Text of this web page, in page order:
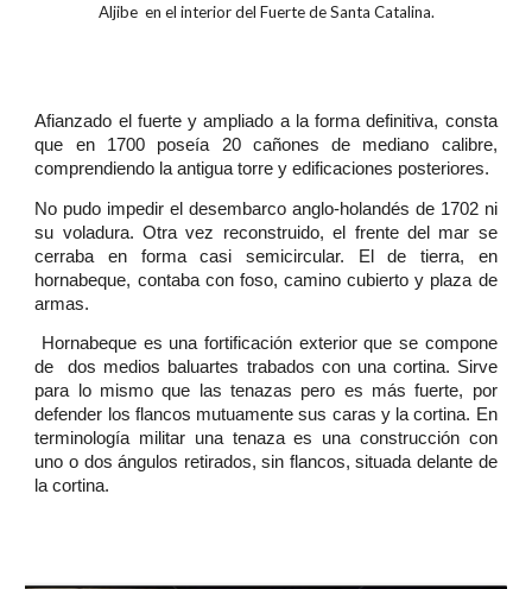
Aljibe en el interior del Fuerte de Santa Catalina.
Afianzado el fuerte y ampliado a la forma definitiva, consta
que en 1700 poseía 20 cañones de mediano calibre,
comprendiendo la antigua torre y edificaciones posteriores.
No pudo impedir el desembarco anglo-holandés de 1702 ni
su voladura. Otra vez reconstruido, el frente del mar se
cerraba en forma casi semicircular. El de tierra, en
hornabeque, contaba con foso, camino cubierto y plaza de
armas.
Hornabeque es una fortificación exterior que se compone
de dos medios baluartes trabados con una cortina. Sirve
para lo mismo que las tenazas pero es más fuerte, por
defender los flancos mutuamente sus caras y la cortina. En
terminología militar una tenaza es una construcción con
uno o dos ángulos retirados, sin flancos, situada delante de
la cortina.